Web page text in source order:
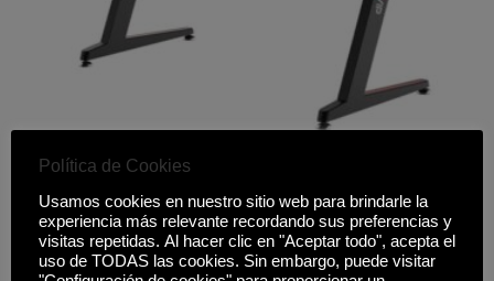
MUVIP
149,00€
Política de Cookies
Usamos cookies en nuestro sitio web para brindarle la
experiencia más relevante recordando sus preferencias y
visitas repetidas. Al hacer clic en "Aceptar todo", acepta el
uso de TODAS las cookies. Sin embargo, puede visitar